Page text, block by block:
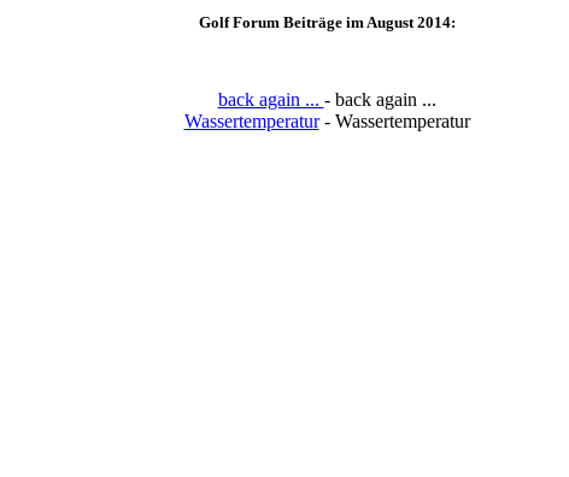
Golf Forum Beiträge im August 2014:
back again ... - back again ...
Wassertemperatur- Wassertemperatur